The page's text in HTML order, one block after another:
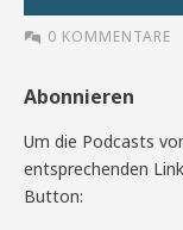
0 KOMMENTARE
Abonnieren
Um die Podcasts
entsprechenden
Button: